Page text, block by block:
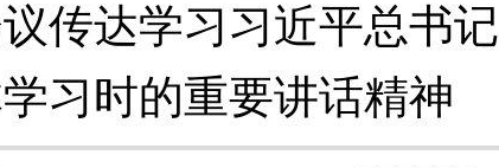
传达学习习近平总书记
习时的重要讲话精神